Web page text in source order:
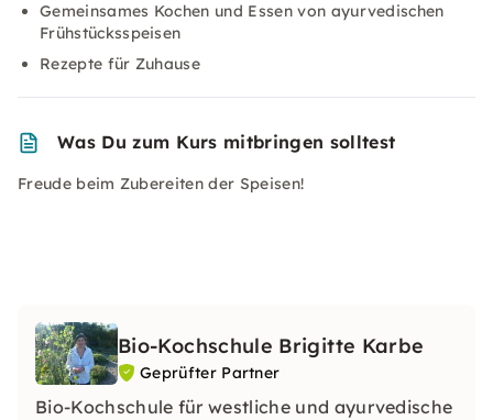
Gemeinsames Kochen und Essen von ayurvedischen
Frühstücksspeisen
Rezepte für Zuhause
Was Du zum Kurs mitbringen solltest
Freude beim Zubereiten der Speisen!
Bio-Kochschule Brigitte Karbe
Geprüfter Partner
Bio-Kochschule für westliche und ayurvedische